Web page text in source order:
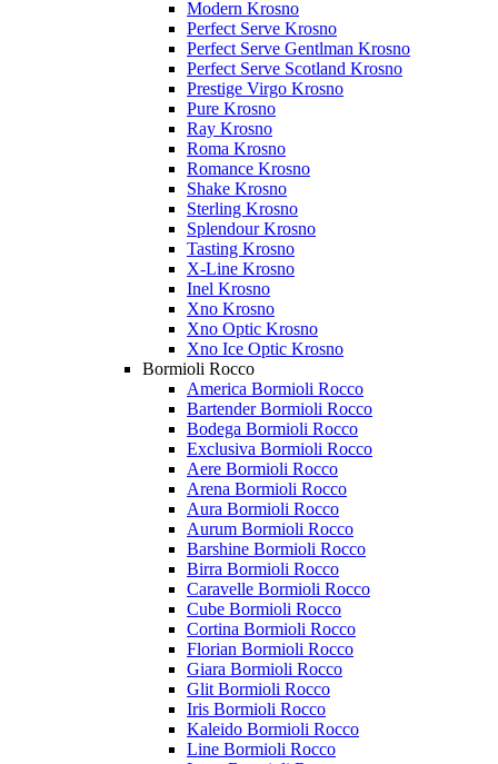
Modern Krosno
Perfect Serve Krosno
Perfect Serve Gentlman Krosno
Perfect Serve Scotland Krosno
Prestige Virgo Krosno
Pure Krosno
Ray Krosno
Roma Krosno
Romance Krosno
Shake Krosno
Sterling Krosno
Splendour Krosno
Tasting Krosno
X-Line Krosno
Inel Krosno
Xno Krosno
Xno Optic Krosno
Xno Ice Optic Krosno
Bormioli Rocco
America Bormioli Rocco
Bartender Bormioli Rocco
Bodega Bormioli Rocco
Exclusiva Bormioli Rocco
Aere Bormioli Rocco
Arena Bormioli Rocco
Aura Bormioli Rocco
Aurum Bormioli Rocco
Barshine Bormioli Rocco
Birra Bormioli Rocco
Caravelle Bormioli Rocco
Cube Bormioli Rocco
Cortina Bormioli Rocco
Florian Bormioli Rocco
Giara Bormioli Rocco
Glit Bormioli Rocco
Iris Bormioli Rocco
Kaleido Bormioli Rocco
Line Bormioli Rocco